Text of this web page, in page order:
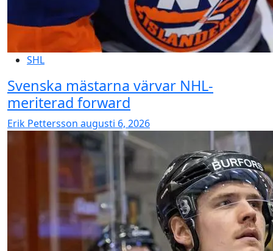
SHL
Svenska mästarna värvar NHL-
meriterad forward
Erik Pettersson augusti 6, 2026